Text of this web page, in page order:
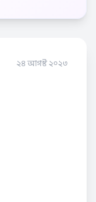
২৪ আগস্ট ২০২৩